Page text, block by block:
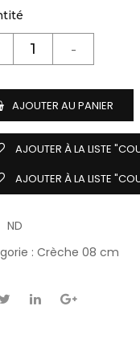
AJOUTER AU PANIER
AJOUTER À LA LISTE
AJOUTER À LA LISTE
ND
: Crèche 08 cm